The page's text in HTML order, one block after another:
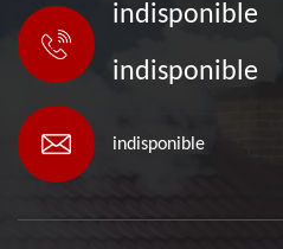
indisponible
indisponible
indisponible